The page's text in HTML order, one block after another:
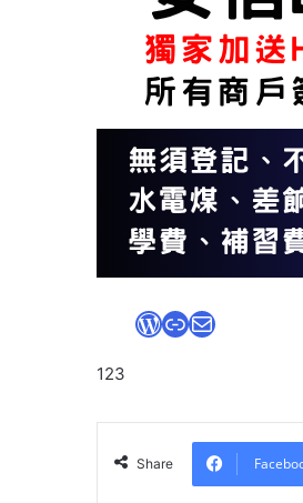
WordPress
Link
Mail
123
Share